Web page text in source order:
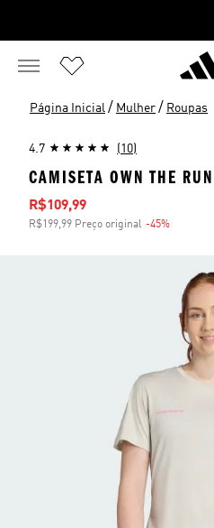
Página Inicial / Mulher / Roupas
4.7 (10)
CAMISETA OWN THE
Preço com desconto
R$109,99
R$199,99 Preço original -45%